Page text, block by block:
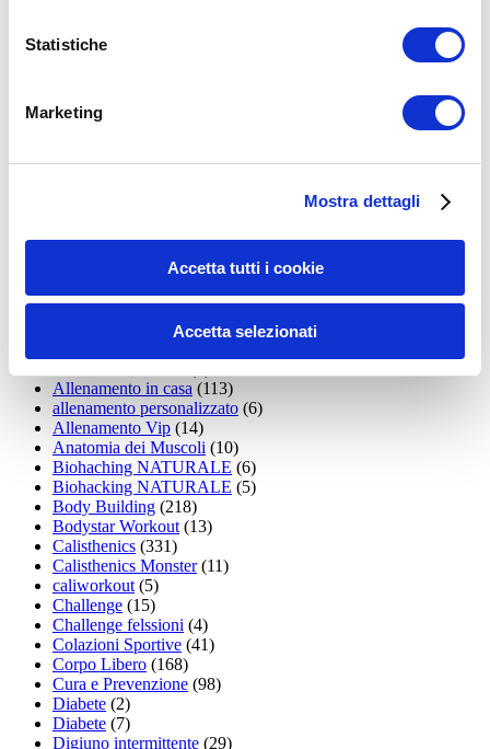
Statistiche
Marketing
Mostra dettagli
Accetta tutti i cookie
Accetta selezionati
15WORKOUT
Allenamento aerobico(16)
Allenamento Donne(75)
Allenamento in casa (113)
allenamento personalizzato (6)
Allenamento Vip (14)
Anatomia dei Muscoli (10)
Biohaching NATURALE (6)
Biohacking NATURALE (5)
Body Building (218)
Bodystar Workout(13)
Calisthenics (331)
Calisthenics Monster(11)
caliworkout(5)
Challenge (15)
Challenge felssioni (4)
Colazioni Sportive (41)
Corpo Libero (168)
Cura e Prevenzione (98)
Diabete (2)
Diabete (7)
Digiuno intermittente (29)